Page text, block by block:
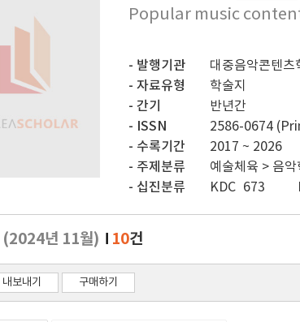
Popular music
발행기관
대중음악콘텐츠
자료유형
학술지
간기
반년간
ISSN
2586-0674
수록기간
2017 ~ 2026
주제분류
예술체육 > 음악
십진분류 KDC 673
(2024년 11월) 10건
내보내기 구매하기